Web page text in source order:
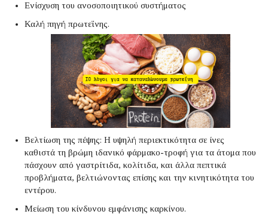
Ενίσχυση του ανοσοποιητικού συστήματος
Καλή πηγή πρωτεΐνης.
Βελτίωση της πέψης: Η υψηλή περιεκτικότητα σε ίνες
καθιστά τη βρώμη ιδανικό φάρμακο-τροφή για τα άτομα που
πάσχουν από γαστρίτιδα, κολίτιδα, και άλλα πεπτικά
προβλήματα, βελτιώνοντας επίσης και την κινητικότητα του
εντέρου.
Μείωση του κίνδυνου εμφάνισης καρκίνου.